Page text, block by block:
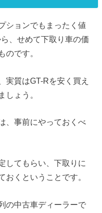
ションでもまったく値
、せめて下取り車の価
のです。
実質はGT-Rを安く買え
しょう。
、事前にやっておくべ
してもらい、下取りに
おくということです。
の中古車ディーラーで